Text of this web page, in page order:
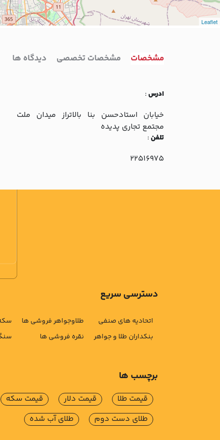
Leaflet
مشخصات مشخصات تخصصی دیدگاه ها
ادرس:
خيابان استادحسن بنا بالاتراز ميدان ملت
مجتمع تجاري پديده
تلفن:
22516975
دسترسی سریع
اتحادیه های صنفی
بنکداران طلا و جواهر
طلاوجواهر فروشی ها
نقره فروشی ها
برچسب ها
قیمت طلا قیمت دلار
قیمت سکه
طلای دست دوم
طلای آب شده